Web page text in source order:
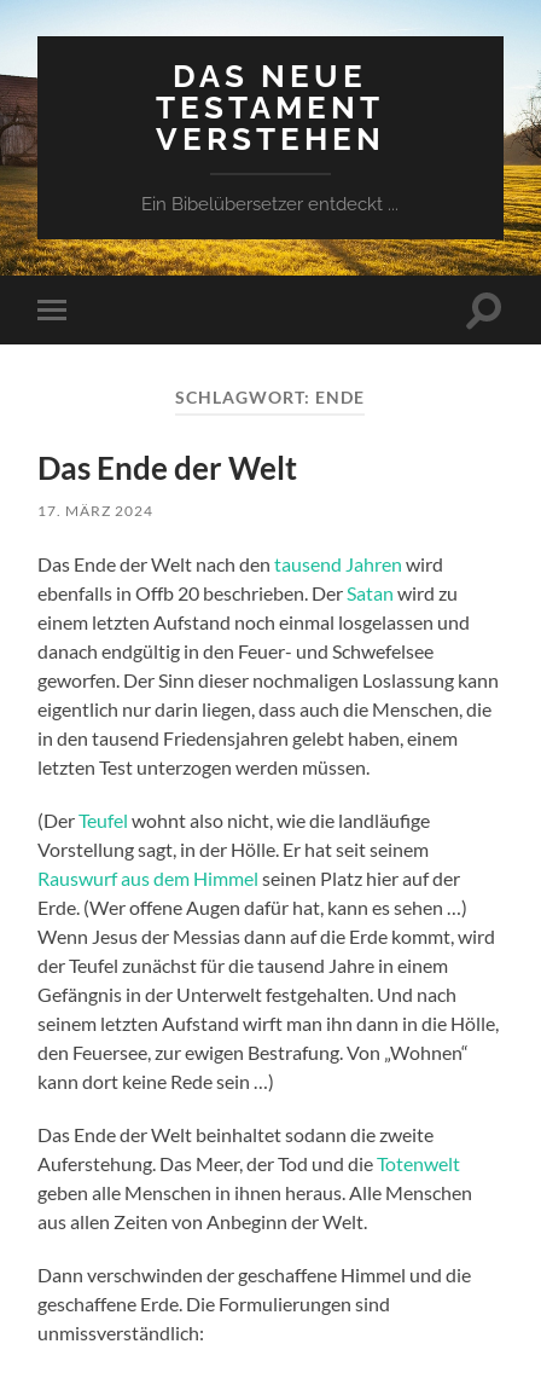
DAS NEUE
TESTAMENT
VERSTEHEN
Ein Bibelübersetzer entdeckt ...
Mobile-
Menü
SCHLAGWORT: ENDE
Das Ende der Welt
17. MÄRZ 2024
Das Ende der Welt nach dentausend Jahren wird
ebenfalls in Offb 20 beschrieben. DerSatan wird zu
einem letzten Aufstand noch einmal losgelassen und
danach endgültig in den Feuer- und Schwefelsee
geworfen. Der Sinn dieser nochmaligen Loslassung kann
eigentlich nur darin liegen, dass auch die Menschen, die
in den tausend Friedensjahren gelebt haben, einem
letzten Test unterzogen werden müssen.
(DerTeufel wohnt also nicht, wie die landläufige
Vorstellung sagt, in der Hölle. Er hat seit seinem
Rauswurf aus dem Himmel seinen Platz hier auf der
Erde. (Wer offene Augen dafür hat, kann es sehen …)
Wenn Jesus der Messias dann auf die Erde kommt, wird
der Teufel zunächst für die tausend Jahre in einem
Gefängnis in der Unterwelt festgehalten. Und nach
seinem letzten Aufstand wirft man ihn dann in die Hölle,
den Feuersee, zur ewigen Bestrafung. Von „Wohnen“
kann dort keine Rede sein …)
Das Ende der Welt beinhaltet sodann die zweite
Auferstehung. Das Meer, der Tod und dieTotenwelt
geben alle Menschen in ihnen heraus. Alle Menschen
aus allen Zeiten von Anbeginn der Welt.
Dann verschwinden der geschaffene Himmel und die
geschaffene Erde. Die Formulierungen sind
unmissverständlich: